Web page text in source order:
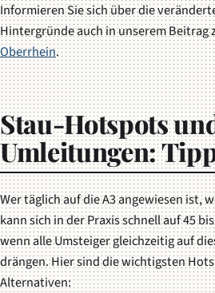
Informieren Sie sich über die
Hintergründe auch in unserem Beitrag
Oberrhein.
Stau-Hotspots
Umleitungen:
Wer täglich auf die A3 angewiesen ist,
kann sich in der Praxis schnell auf 45
wenn alle Umsteiger gleichzeitig auf
drängen. Hier sind die wichtigsten
Alternativen: